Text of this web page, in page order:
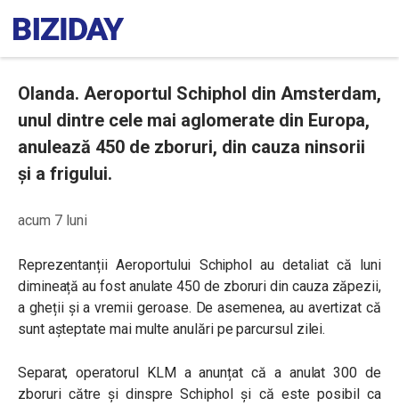
Olanda. Aeroportul Schiphol din Amsterdam,
unul dintre cele mai aglomerate din Europa,
anulează 450 de zboruri, din cauza ninsorii
și a frigului.
acum 7 luni
Reprezentanții Aeroportului Schiphol au detaliat că luni
dimineață au fost anulate 450 de zboruri din cauza zăpezii,
a gheții și a vremii geroase. De asemenea, au avertizat că
sunt așteptate mai multe anulări pe parcursul zilei.
Separat, operatorul KLM a anunțat că a anulat 300 de
zboruri către și dinspre Schiphol și că este posibil ca